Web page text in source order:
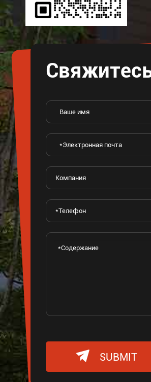
 SUBMIT